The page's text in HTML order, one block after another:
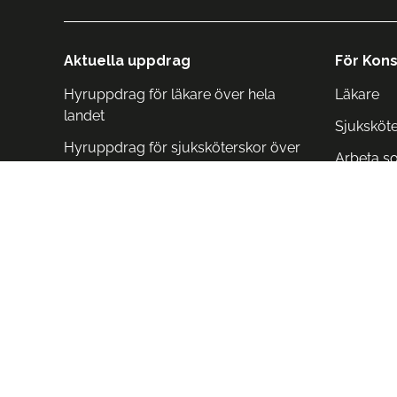
Aktuella uppdrag
Hyruppdrag för läkare över hela
landet
Hyruppdrag för sjuksköterskor över
För
Läkare
Arbeta